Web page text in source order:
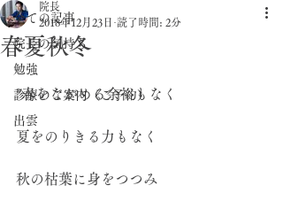
全ての記事
院長の気持ち
勉強
診療のご案内（ご予約）
出雲
春夏秋冬
院長
2018年12月23日 読了時間: 2分
*春をながめる余裕もなく
夏をのりきる力もなく
秋の枯葉に身をつつみ